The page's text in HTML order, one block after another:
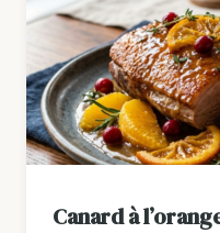
Canard à